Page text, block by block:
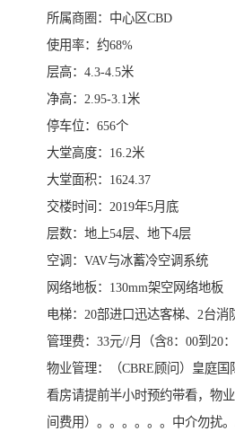
所属商圈：中心区CBD
使用率：约68%
层高：4.3-4.5米
净高：2.95-3.1米
停车位：656个
大堂高度：16.2米
大堂面积：1624.37
交楼时间：2019年5月底
层数：地上54层、地下4层
空调：VAV与冰蓄冷空调系统
网络地板：130mm架空网络地板
电梯：20部进口迅达客梯、2台消
管理费：33元//月（含8：00到20
物业管理：（CBRE顾问）皇庭国
看房请提前半小时预约带看，物
间费用）。。。。。。中介勿扰。